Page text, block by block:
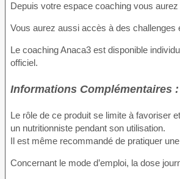
Depuis votre espace coaching vous
Vous aurez aussi accès à des challenges
Le coaching Anaca3 est disponible
officiel.
Informations Complémentaires :
Le rôle de ce produit se limite à favoriser
un nutritionniste pendant son utilisation.
Il est même recommandé de pratiquer
Concernant le mode d’emploi, la dose